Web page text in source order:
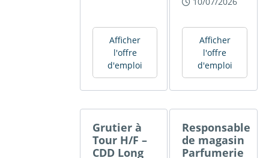
Afficher
l'offre
d'emploi
Afficher
l'offre
d'emploi
Grutier à
Tour H/F –
CDD Long
Responsable
de magasin
Parfumerie